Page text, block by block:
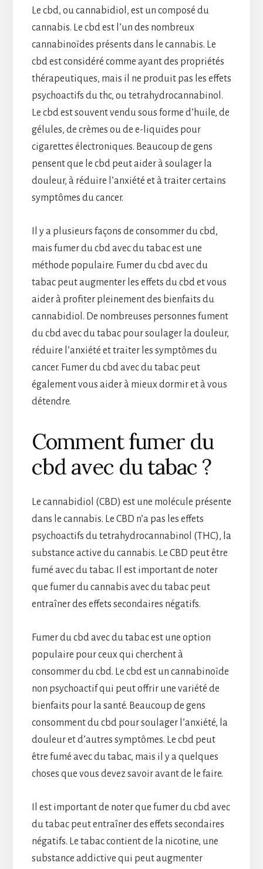
Le cbd, ou cannabidiol, est un composé du
cannabis. Le cbd est l’un des nombreux
cannabinoïdes présents dans le cannabis. Le
cbd est considéré comme ayant des propriétés
thérapeutiques, mais il ne produit pas les effets
psychoactifs du thc, ou tetrahydrocannabinol.
Le cbd est souvent vendu sous forme d’huile, de
gélules, de crèmes ou de e-liquides pour
cigarettes électroniques. Beaucoup de gens
pensent que le cbd peut aider à soulager la
douleur, à réduire l’anxiété et à traiter certains
symptômes du cancer.
Il y a plusieurs façons de consommer du cbd,
mais fumer du cbd avec du tabac est une
méthode populaire. Fumer du cbd avec du
tabac peut augmenter les effets du cbd et vous
aider à profiter pleinement des bienfaits du
cannabidiol. De nombreuses personnes fument
du cbd avec du tabac pour soulager la douleur,
réduire l’anxiété et traiter les symptômes du
cancer. Fumer du cbd avec du tabac peut
également vous aider à mieux dormir et à vous
détendre.
Comment fumer du
cbd avec du tabac ?
Le cannabidiol (CBD) est une molécule présente
dans le cannabis. Le CBD n’a pas les effets
psychoactifs du tetrahydrocannabinol (THC), la
substance active du cannabis. Le CBD peut être
fumé avec du tabac. Il est important de noter
que fumer du cannabis avec du tabac peut
entraîner des effets secondaires négatifs.
Fumer du cbd avec du tabac est une option
populaire pour ceux qui cherchent à
consommer du cbd. Le cbd est un cannabinoïde
non psychoactif qui peut offrir une variété de
bienfaits pour la santé. Beaucoup de gens
consomment du cbd pour soulager l’anxiété, la
douleur et d’autres symptômes. Le cbd peut
être fumé avec du tabac, mais il y a quelques
choses que vous devez savoir avant de le faire.
Il est important de noter que fumer du cbd avec
du tabac peut entraîner des effets secondaires
négatifs. Le tabac contient de la nicotine, une
substance addictive qui peut augmenter